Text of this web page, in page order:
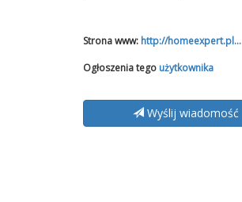
Strona www: http://homeexpert.pl...
Ogłoszenia tego użytkownika
Wyślij wiadomość